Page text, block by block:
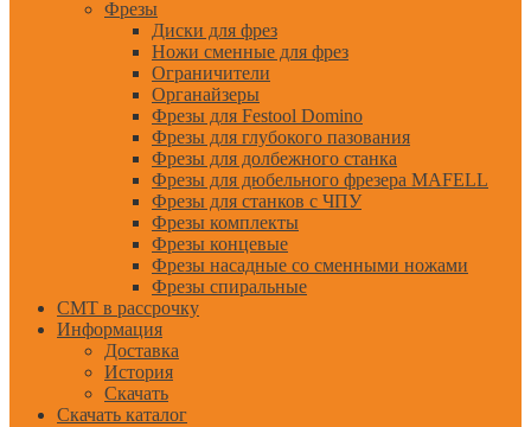
Фрезы
Диски для фрез
Ножи сменные для фрез
Ограничители
Органайзеры
Фрезы для Festool Domino
Фрезы для глубокого пазования
Фрезы для долбежного станка
Фрезы для дюбельного фрезера MAFELL
Фрезы для станков с ЧПУ
Фрезы комплекты
Фрезы концевые
Фрезы насадные со сменными ножами
Фрезы спиральные
CMT в рассрочку
Информация
Доставка
История
Скачать
Скачать каталог